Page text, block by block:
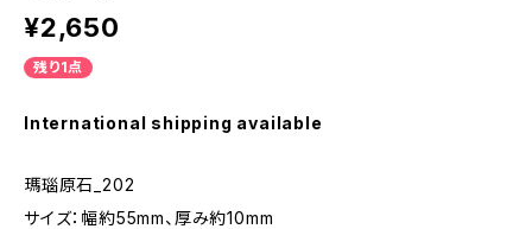
¥2,650
残り1点
International shipping available
瑪瑙原石_202
サイズ：幅約55mm、厚み約10mm